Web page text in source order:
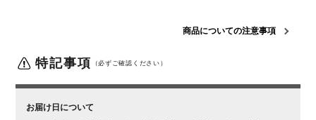
梱包3 / 幅300×奥行120×高さ40mm
が合わなかったなど、お客様都合での返品・交換はでき
かねます。
商品についての注意事項
特記事項 （必ずご確認ください）
お届け日について